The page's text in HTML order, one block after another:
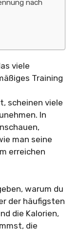
nach
viele
Training
scheinen viele
In
man seine
erreichen
warum du
der häufigsten
die Kalorien,
die